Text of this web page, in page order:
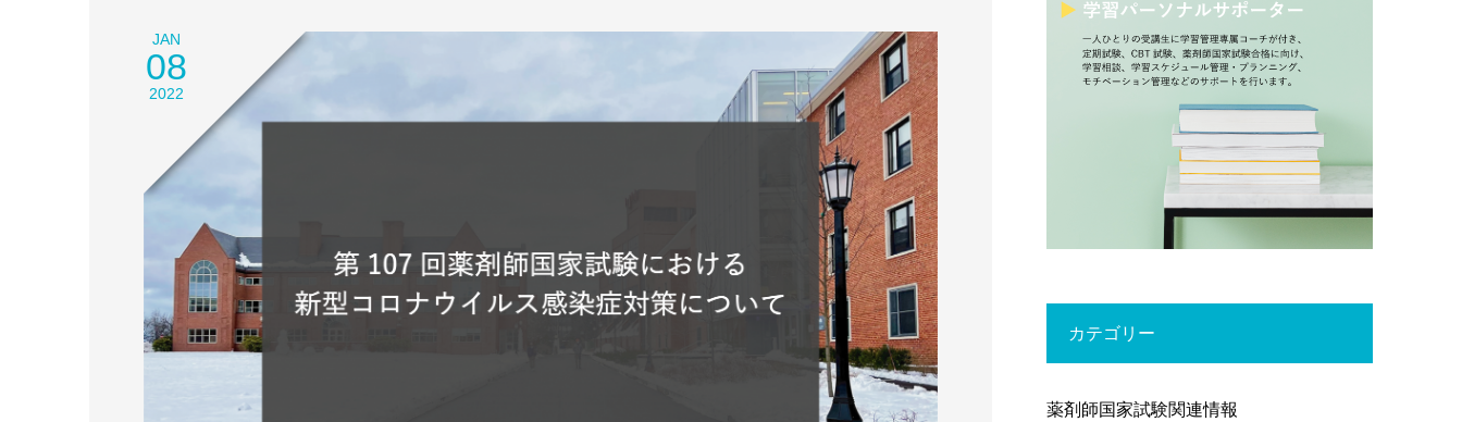
JAN
08
2022
カテゴリー
薬剤師国家試験関連情報